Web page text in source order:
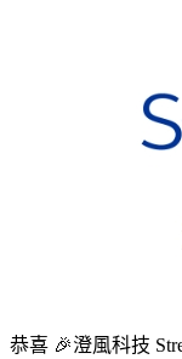
恭喜 🎉澄風科技